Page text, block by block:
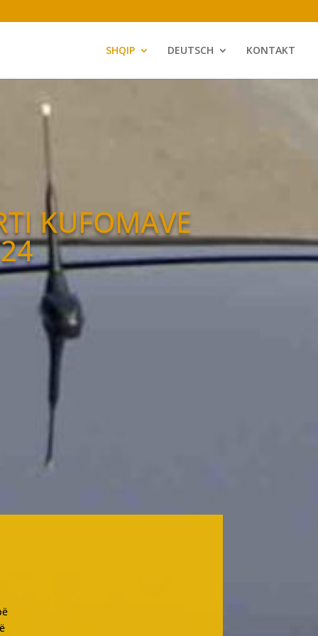
SHQIP DEUTSCH KONTAKT
KUFOMAVE